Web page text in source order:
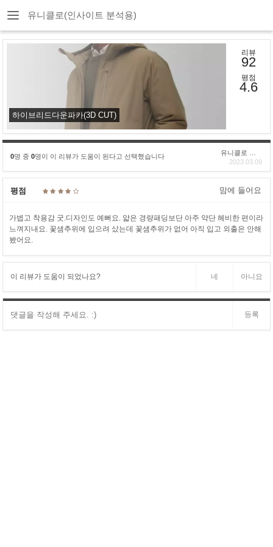
유니클로(인사이트 분석용)
하이브리드다운파카(3D CUT)
리뷰
92
평점
4.6
0명 중 0명이 이 리뷰가 도움이 된다고 선택했습니다
2023.03.09
평점 맘에 들어요
가볍고 착용감 굿.디자인도 예뻐요. 얇은 경량패딩보단 아주 약단 헤비한 편이라
느껴지내요. 꽃샘추위에 입으려 샀는데 꽃샘추위가 없어 아직 입고 외출은 안해
봤어요.
이 리뷰가 도움이 되었나요? 네 아니요
등록